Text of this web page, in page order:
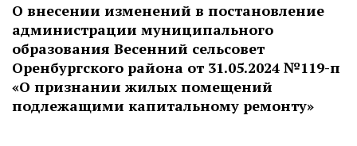
О внесении изменений в постановление
администрации муниципального
образования Весенний сельсовет
Оренбургского района от 31.05.2024 №119-п
«О признании жилых помещений
подлежащими капитальному ремонту»